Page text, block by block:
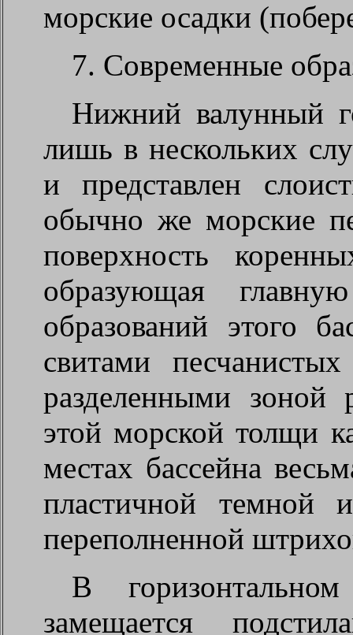
морские осадки
7. Современные
Нижний валунный
лишь в нескольких
и представлен
обычно же морские
поверхность
образующая
образований этого
свитами
разделенными зоной
этой морской толщи
местах бассейна
пластичной темной
переполненной
В
замещается